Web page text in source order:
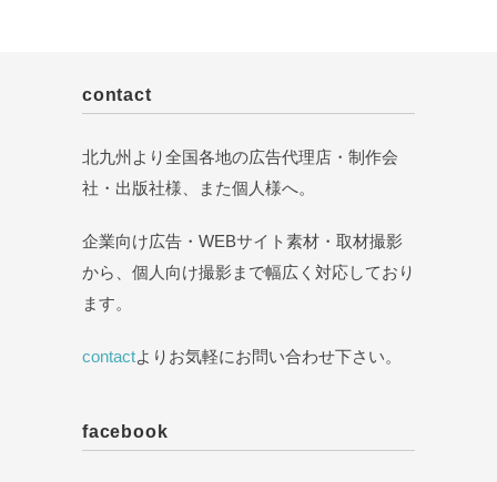
contact
北九州より全国各地の広告代理店・制作会
社・出版社様、また個人様へ。
企業向け広告・WEBサイト素材・取材撮影
から、個人向け撮影まで幅広く対応しており
ます。
contactよりお気軽にお問い合わせ下さい。
facebook